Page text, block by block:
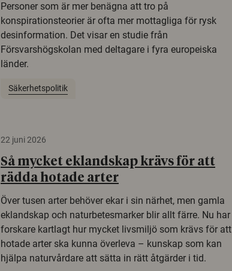
Personer som är mer benägna att tro på
konspirationsteorier är ofta mer mottagliga för rysk
desinformation. Det visar en studie från
Försvarshögskolan med deltagare i fyra europeiska
länder.
Säkerhetspolitik
22 juni 2026
Så mycket eklandskap krävs för att
rädda hotade arter
Över tusen arter behöver ekar i sin närhet, men gamla
eklandskap och naturbetesmarker blir allt färre. Nu har
forskare kartlagt hur mycket livsmiljö som krävs för att
hotade arter ska kunna överleva – kunskap som kan
hjälpa naturvårdare att sätta in rätt åtgärder i tid.